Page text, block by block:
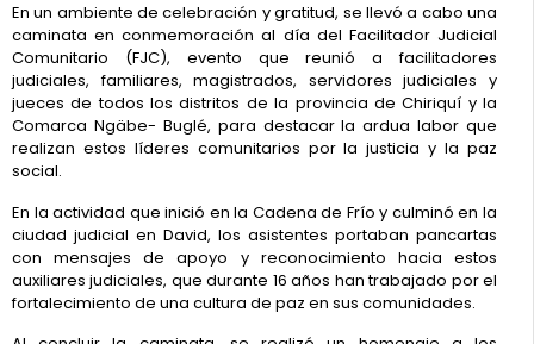
En un ambiente de celebración y gratitud, se llevó a cabo una
caminata en conmemoración al día del Facilitador Judicial
Comunitario (FJC), evento que reunió a facilitadores
judiciales, familiares, magistrados, servidores judiciales y
jueces de todos los distritos de la provincia de Chiriquí y la
Comarca Ngäbe- Buglé, para destacar la ardua labor que
realizan estos líderes comunitarios por la justicia y la paz
social.
En la actividad que inició en la Cadena de Frío y culminó en la
ciudad judicial en David, los asistentes portaban pancartas
con mensajes de apoyo y reconocimiento hacia estos
auxiliares judiciales, que durante 16 años han trabajado por el
fortalecimiento de una cultura de paz en sus comunidades.